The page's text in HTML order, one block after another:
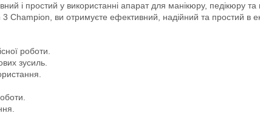
і простий у використанні апарат для манікюру, педікюру та
ви отримуєте ефективний, надійний та простий в
роботи.
зусиль.